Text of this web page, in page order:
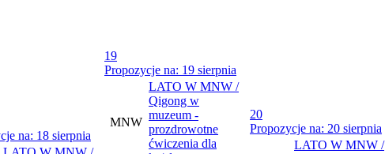
na: 18 sierpnia
19
Propozycje na: 19 sierpnia
MNW
LATO W MNW /
Qigong w
muzeum -
prozdrowotne
ćwiczenia dla
20
Propozycje na: 20 sierpnia
LATO W MNW /